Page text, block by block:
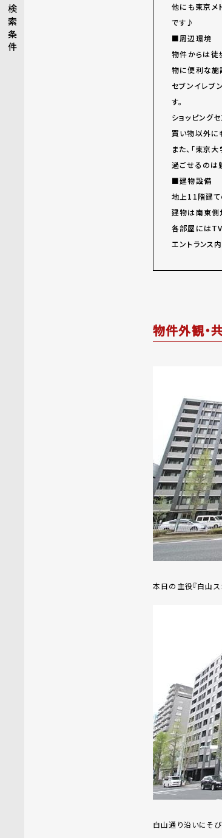
検
索
条
件
他にも東京メ
です♪
■周辺環境
物件からは徒
物に便利な施
セブンイレブ
す。
ショッピング
買い物以外に
また、「東京
過ごせるのは
■建物設備
地上11階建て
建物は南東側
各部屋にはTV
エントランス
物件外観・
本日の主役『白山ス
白山通り沿いにそび